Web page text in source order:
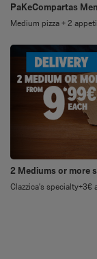
PaKeCompartas
Medium pizza + 2
2 Mediums or more
Clazzica's specialty+3€